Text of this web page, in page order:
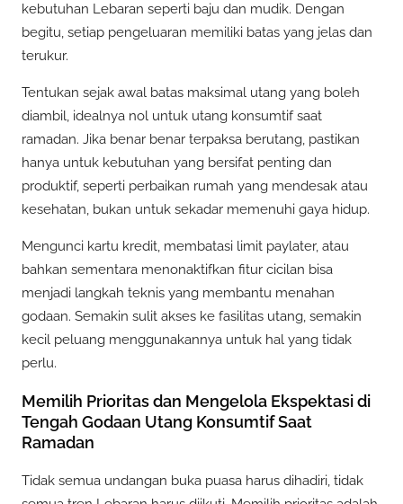
kebutuhan Lebaran seperti baju dan mudik. Dengan
begitu, setiap pengeluaran memiliki batas yang jelas dan
terukur.
Tentukan sejak awal batas maksimal utang yang boleh
diambil, idealnya nol untuk utang konsumtif saat
ramadan. Jika benar benar terpaksa berutang, pastikan
hanya untuk kebutuhan yang bersifat penting dan
produktif, seperti perbaikan rumah yang mendesak atau
kesehatan, bukan untuk sekadar memenuhi gaya hidup.
Mengunci kartu kredit, membatasi limit paylater, atau
bahkan sementara menonaktifkan fitur cicilan bisa
menjadi langkah teknis yang membantu menahan
godaan. Semakin sulit akses ke fasilitas utang, semakin
kecil peluang menggunakannya untuk hal yang tidak
perlu.
Memilih Prioritas dan Mengelola Ekspektasi di
Tengah Godaan Utang Konsumtif Saat
Ramadan
Tidak semua undangan buka puasa harus dihadiri, tidak